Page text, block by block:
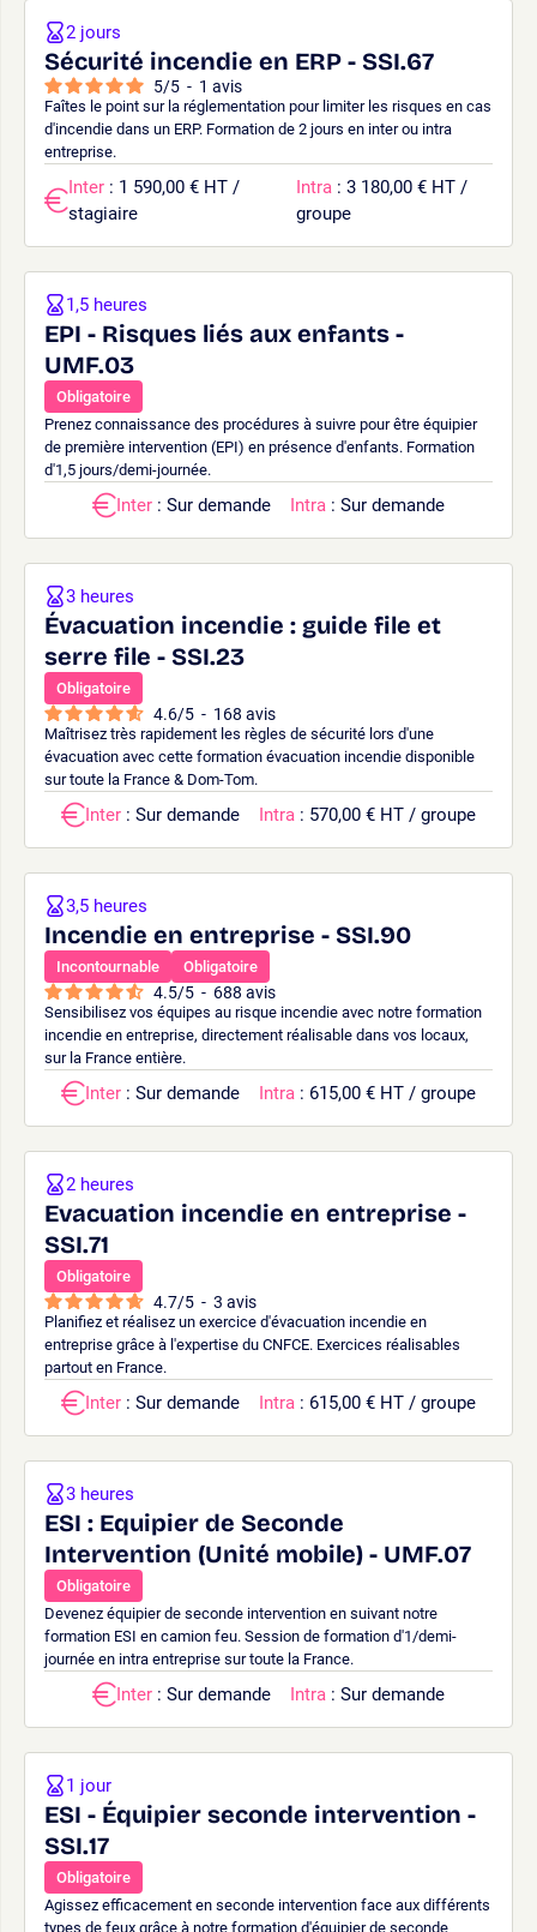
Sécurité incendie en ERP - SSI.67
5/5 - 1 avis
Faîtes le point sur la réglementation pour limiter les risques en cas
d'incendie dans un ERP. Formation de 2 jours en inter ou intra
entreprise.
2 jours
Inter : 1 590,00 € HT /
stagiaire
Intra : 3 180,00 € HT /
groupe
EPI - Risques liés aux enfants -
UMF.03
Obligatoire
Prenez connaissance des procédures à suivre pour être équipier
de première intervention (EPI) en présence d'enfants. Formation
d'1,5 jours/demi-journée.
1,5 heures
Inter : Sur demande Intra : Sur demande
Évacuation incendie : guide file et
serre file - SSI.23
Obligatoire
4.6/5 - 168 avis
Maîtrisez très rapidement les règles de sécurité lors d'une
évacuation avec cette formation évacuation incendie disponible
sur toute la France & Dom-Tom.
3 heures
Inter : Sur demande Intra : 570,00 € HT / groupe
Incendie en entreprise - SSI.90
Incontournable Obligatoire
4.5/5 - 688 avis
Sensibilisez vos équipes au risque incendie avec notre formation
incendie en entreprise, directement réalisable dans vos locaux,
sur la France entière.
3,5 heures
Inter : Sur demande Intra : 615,00 € HT / groupe
Evacuation incendie en entreprise -
SSI.71
Obligatoire
4.7/5 - 3 avis
Planifiez et réalisez un exercice d'évacuation incendie en
entreprise grâce à l'expertise du CNFCE. Exercices réalisables
partout en France.
2 heures
Inter : Sur demande Intra : 615,00 € HT / groupe
ESI : Equipier de Seconde
Intervention (Unité mobile) - UMF.07
Obligatoire
Devenez équipier de seconde intervention en suivant notre
formation ESI en camion feu. Session de formation d'1/demi-
journée en intra entreprise sur toute la France.
3 heures
Inter : Sur demande Intra : Sur demande
ESI - Équipier seconde intervention -
SSI.17
Obligatoire
Agissez efficacement en seconde intervention face aux différents
types de feux grâce à notre formation d'équipier de seconde
1 jour